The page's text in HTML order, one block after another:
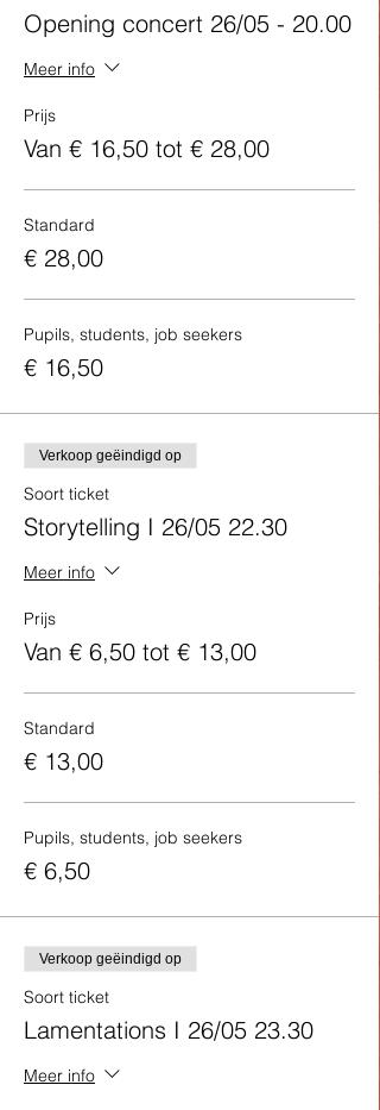
Opening concert 26/05 - 20.00
Meer info
Prijs
Van € 16,50 tot € 28,00
Standard
€ 28,00
Pupils, students, job seekers
€ 16,50
Verkoop geëindigd op
Soort ticket
Storytelling I 26/05 22.30
Meer info
Prijs
Van € 6,50 tot € 13,00
Standard
€ 13,00
Pupils, students, job seekers
€ 6,50
Verkoop geëindigd op
Soort ticket
Lamentations I 26/05 23.30
Meer info